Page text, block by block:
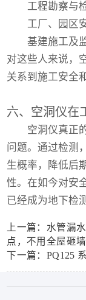
工程勘察与
工厂、园区
基建施工及
对这些人来说，
关系到施工安全
六、空洞仪在
空洞仪真正
问题。通过检测
生概率，降低后
性。在如今对安
已经成为地下检
上一篇：水管漏
点，不用全屋砸墙
下一篇：PQ125